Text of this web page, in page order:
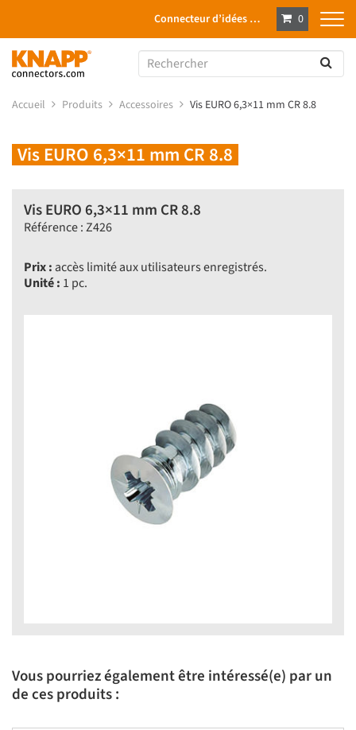
Connecteur d’idées … 0
Accueil Produits Accessoires Vis EURO 6,3×11 mm CR 8.8
Vis EURO 6,3×11 mm CR 8.8
Vis EURO 6,3×11 mm CR 8.8
Référence : Z426
Prix : accès limité aux utilisateurs enregistrés.
Unité : 1 pc.
Vous pourriez également être intéressé(e) par un
de ces produits :